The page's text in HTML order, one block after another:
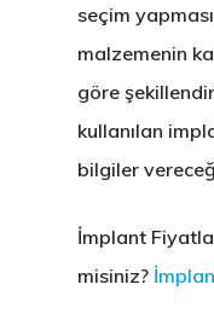
seçim
malzemenin
göre
kullanılan
bilgiler
İmplant
misiniz?